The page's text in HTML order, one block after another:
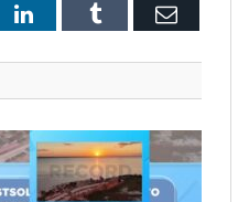
LinkedInTumblr Email